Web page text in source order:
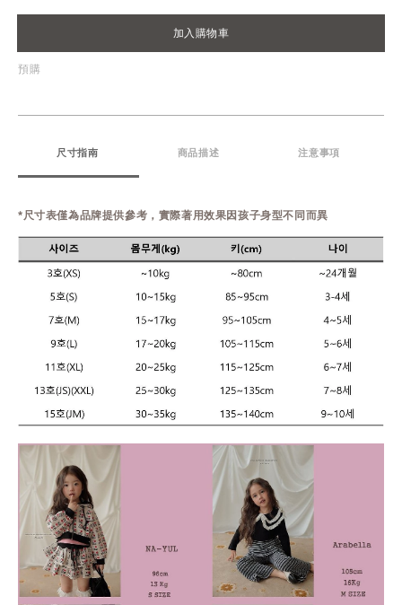
加入購物車
預購
尺寸指南 商品描述 注意事項
*尺寸表僅為品牌提供參考，實際著用效果因孩子身型不同而異